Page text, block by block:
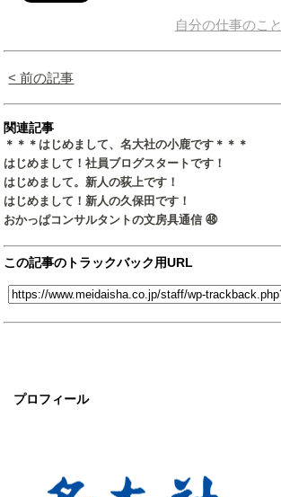
プロフィール
自分の仕事のこと
< 前の記事
関連記事
＊＊＊はじめまして、名大社の小鹿です＊＊＊
はじめまして！社員ブログスタートです！
はじめまして。新人の荻上です！
はじめまして！新人の久保田です！
おかっぱコンサルタントの文房具通信 ㊽
この記事のトラックバック用URL